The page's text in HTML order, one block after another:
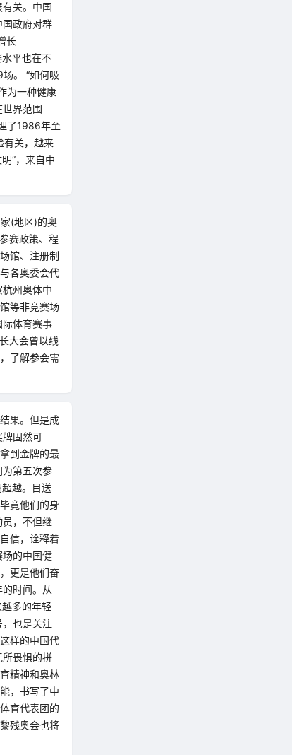
关。中国
政府对群
长
平也在不
。 “如何吸
为一种健康
界范围
了1986年至
有关，越来
”，来自中
(地区)的奥
赛政策、程
馆、注册制
各奥委会代
州奥体中
等非竞赛场
体育赛事
大会曾以线
了解参会需
果。但是成
牌固然可
到金牌的最
第五次参
越。目送
竟他们的身
员，不但继
信，诠释着
的中国健
更是他们奋
时间。从
多的年轻
也是关注
样的中国代
畏惧的拼
精神和奥林
，书写了中
育代表团的
残奥会也将